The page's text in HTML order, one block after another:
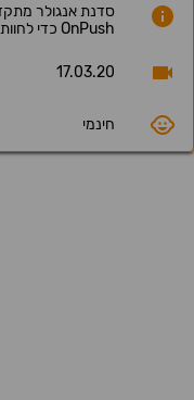
סדנת אנגולר
OnPush כדי לחוות שיפור ביצועים משמעותי
17.03.20
חינמי